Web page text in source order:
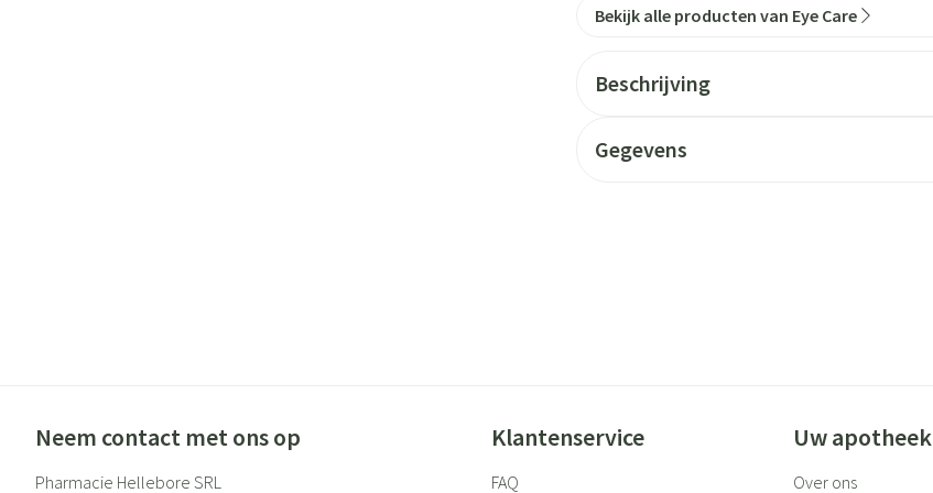
Bekijk alle producten van Eye Care
Beschrijving
Gegevens
Neem contact met ons op
Pharmacie Hellebore SRL
Klantenservice
FAQ
Uw apotheek
Over ons